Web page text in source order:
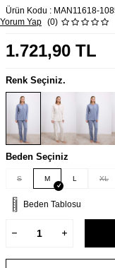
Ürün Kodu : MAN11618-
Yorum Yap (0)
1.721,90 TL
Renk Seçiniz.
Beden Seçiniz
S M L XL
Beden Tablosu